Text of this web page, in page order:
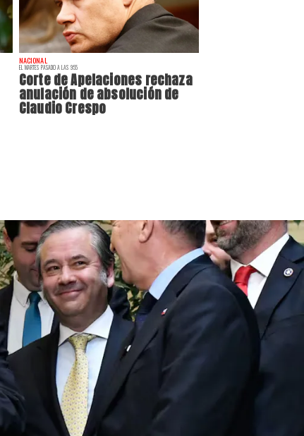
NACIONAL
EL MARTES PASADO A LAS 9:55
Corte de Apelaciones rechaza
anulación de absolución de
Claudio Crespo